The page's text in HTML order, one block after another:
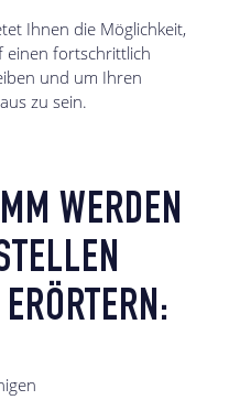
Ihnen die Möglichkeit,
einen fortschrittlich
und um Ihren
zu sein.
WERDEN